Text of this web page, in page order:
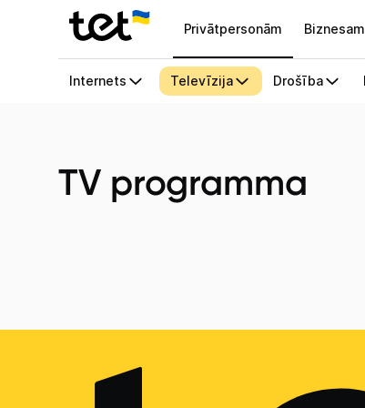
Privātpersonām Biznesam
TV programma